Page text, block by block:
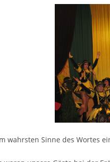
wahrsten Sinne des Wortes